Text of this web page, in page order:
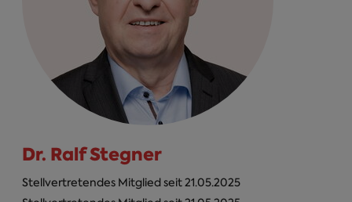
Dr. Ralf Stegner
Stellvertretendes Mitglied seit 21.05.2025